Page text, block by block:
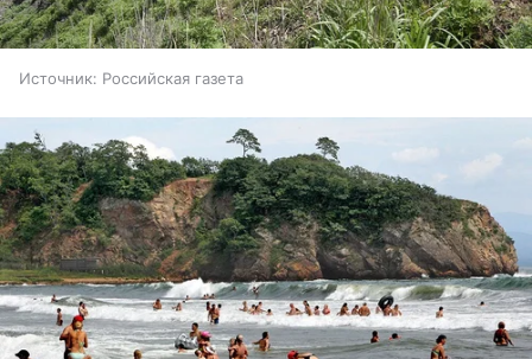
Источник: Российская газета